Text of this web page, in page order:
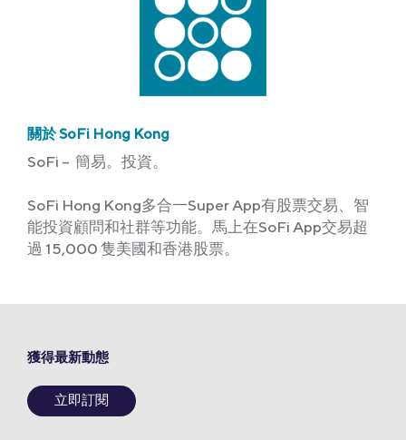
關於 SoFi Hong Kong
SoFi – 簡易。投資。
SoFi Hong Kong多合一Super App有股票交易、智
能投資顧問和社群等功能。馬上在SoFi App交易超
過 15,000 隻美國和香港股票。
獲得最新動態
立即訂閱